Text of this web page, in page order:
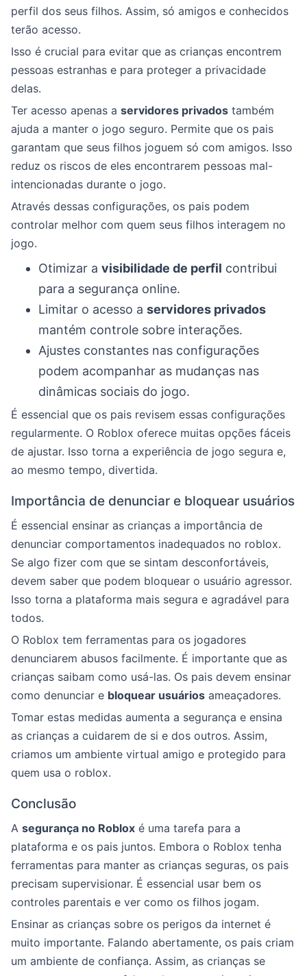
perfil dos seus filhos. Assim, só amigos e conhecidos
terão acesso.
Isso é crucial para evitar que as crianças encontrem
pessoas estranhas e para proteger a privacidade
delas.
Ter acesso apenas a servidores privados também
ajuda a manter o jogo seguro. Permite que os pais
garantam que seus filhos joguem só com amigos. Isso
reduz os riscos de eles encontrarem pessoas mal-
intencionadas durante o jogo.
Através dessas configurações, os pais podem
controlar melhor com quem seus filhos interagem no
jogo.
Otimizar a visibilidade de perfil contribui
para a segurança online.
Limitar o acesso a servidores privados
mantém controle sobre interações.
Ajustes constantes nas configurações
podem acompanhar as mudanças nas
dinâmicas sociais do jogo.
É essencial que os pais revisem essas configurações
regularmente. O Roblox oferece muitas opções fáceis
de ajustar. Isso torna a experiência de jogo segura e,
ao mesmo tempo, divertida.
Importância de denunciar e bloquear usuários
É essencial ensinar as crianças a importância de
denunciar comportamentos inadequados no roblox.
Se algo fizer com que se sintam desconfortáveis,
devem saber que podem bloquear o usuário agressor.
Isso torna a plataforma mais segura e agradável para
todos.
O Roblox tem ferramentas para os jogadores
denunciarem abusos facilmente. É importante que as
crianças saibam como usá-las. Os pais devem ensinar
como denunciar e bloquear usuários ameaçadores.
Tomar estas medidas aumenta a segurança e ensina
as crianças a cuidarem de si e dos outros. Assim,
criamos um ambiente virtual amigo e protegido para
quem usa o roblox.
Conclusão
A segurança no Roblox é uma tarefa para a
plataforma e os pais juntos. Embora o Roblox tenha
ferramentas para manter as crianças seguras, os pais
precisam supervisionar. É essencial usar bem os
controles parentais e ver como os filhos jogam.
Ensinar as crianças sobre os perigos da internet é
muito importante. Falando abertamente, os pais criam
um ambiente de confiança. Assim, as crianças se